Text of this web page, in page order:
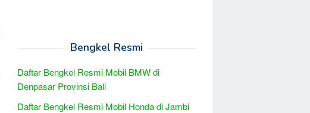
Bengkel Resmi
Daftar Bengkel Resmi Mobil BMW di
Denpasar Provinsi Bali
Daftar Bengkel Resmi Mobil Honda di Jambi